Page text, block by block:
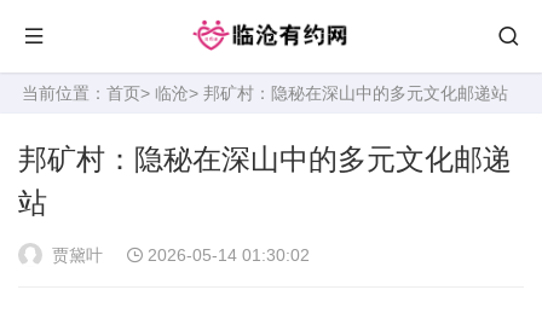
当前位置： 首页> 临沧> 邦矿村：隐秘在深山中的多元文化邮递站
邦矿村：隐秘在深山中的多元文化邮递
站
贾黛叶 2026-05-14 01:30:02